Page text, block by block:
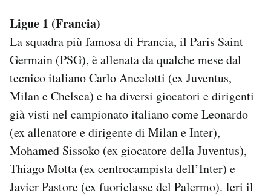
Ligue 1 (Francia)
La squadra più famosa di Francia, il Paris Saint
Germain (PSG), è allenata da qualche mese dal
tecnico italiano Carlo Ancelotti (ex Juventus,
Milan e Chelsea) e ha diversi giocatori e dirigenti
già visti nel campionato italiano come Leonardo
(ex allenatore e dirigente di Milan e Inter),
Mohamed Sissoko (ex giocatore della Juventus),
Thiago Motta (ex centrocampista dell’Inter) e
Javier Pastore (ex fuoriclasse del Palermo). Ieri il